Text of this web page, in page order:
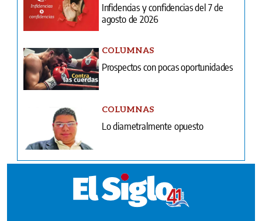
Infidencias y confidencias del 7 de
agosto de 2026
COLUMNAS
Prospectos con pocas oportunidades
COLUMNAS
Lo diametralmente opuesto